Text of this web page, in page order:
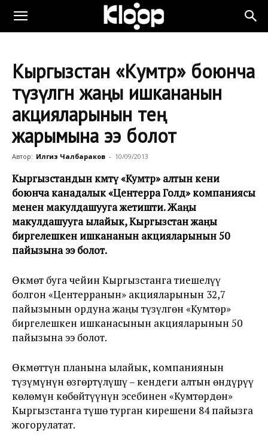
Кыргызстан «Кумтөр» боюнча
түзүлгөн жаңы ишкананын
акцияларынын тең
жарымына ээ болот
Автор: Илгиз Чалбараков - 10/09/2013
Кыргызстандын өкмөтү «Кумтөр» алтын кени
боюнча канадалык «Центерра Голд» компаниясы
менен макулдашууга жетишти. Жаңы
макулдашууга ылайык, Кыргызстан жаңы
биргелешкен ишкананын акцияларынын 50
пайызына ээ болот.
Өкмөт буга чейин Кыргызстанга тиешелүү
болгон «Центерранын» акцияларынын 32,7
пайызынын ордуна жаңы түзүлгөн «Кумтөр»
биргелешкен ишканасынын акцияларынын 50
пайызына ээ болот.
Өкмөттүн планына ылайык, компаниянын
түзүмүнүн өзгөртүлүшү – кендеги алтын өндүрүү
көлөмүн көбөйтүүнүн эсебинен «Кумтөрдөн»
Кыргызстанга түшө турган кирешени 84 пайызга
жогорулатат.